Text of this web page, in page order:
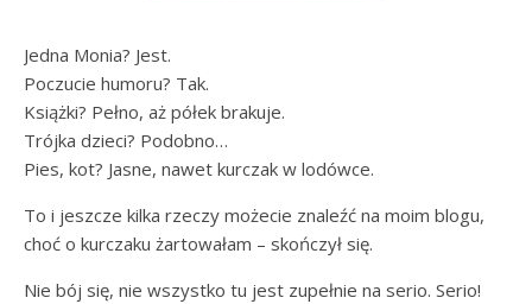
Jedna Monia? Jest.
Poczucie humoru? Tak.
Książki? Pełno, aż półek brakuje.
Trójka dzieci? Podobno…
Pies, kot? Jasne, nawet kurczak w lodówce.
To i jeszcze kilka rzeczy możecie znaleźć na moim blogu,
choć o kurczaku żartowałam – skończył się.
Nie bój się, nie wszystko tu jest zupełnie na serio. Serio!